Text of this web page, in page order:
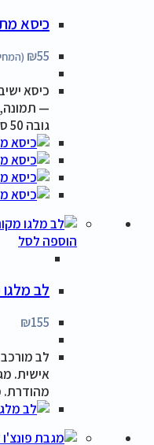
כיסא
₪55
כיסא
גובה 50 ס"מ. מתאים לטיולים, חצר וחוף הים.
הוספה לסל
לב
₪155
אישית.
מהודרת.